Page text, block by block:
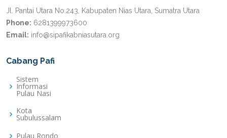
Jl. Pantai Utara No.243, Kabupaten Nias Utara, Sumatra Utara
Phone: 6281399973600
Email: info@sipafikabniasutara.org
Cabang Pafi
Sistem
Informasi
Pulau Nasi
Kota
Subulussalam
Pulau Rondo